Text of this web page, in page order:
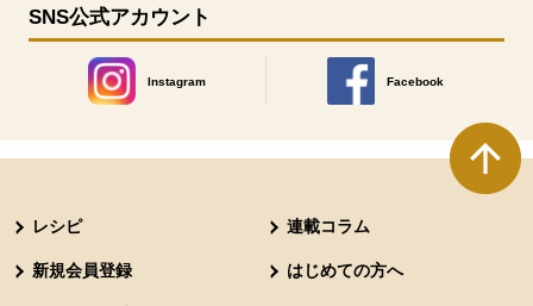
SNS公式アカウント
Instagram
別のウィンドウで開きます。
Facebook
別のウィンドウで開きます
レシピ 連載コラム
新規会員登録 はじめての方へ